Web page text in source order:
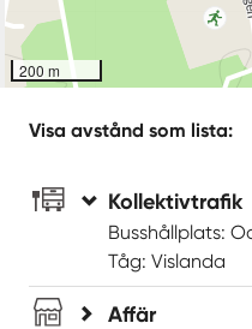
200 m
Visa avstånd som lista:
Kollektivtrafik
Busshållplats:
Tåg: Vislanda
Affär